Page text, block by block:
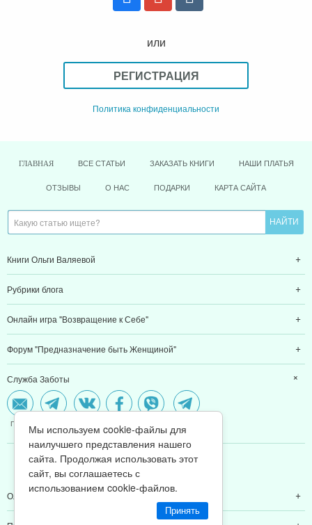
или
РЕГИСТРАЦИЯ
Политика конфиденциальности
ГЛАВНАЯ ВСЕ СТАТЬИ ЗАКАЗАТЬ КНИГИ НАШИ ПЛАТЬЯ
ОТЗЫВЫ О НАС ПОДАРКИ КАРТА САЙТА
Книги Ольги Валяевой
Рубрики блога
Онлайн игра "Возвращение к Себе"
Форум "Предназначение быть Женщиной"
Служба Заботы
Почта FB
МЫ В CОЦCЕТЯХ
Ольга Валяева
Мы используем cookie-файлы для
наилучшего представления нашего
сайта. Продолжая использовать этот
сайт, вы соглашаетесь с
использованием cookie-файлов.
Принять